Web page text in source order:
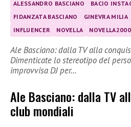
ALESSANDRO BASCIANO
BACIO
FIDANZATA BASCIANO
GINEVRA MILIA
INFLUENCER
NOVELLA NOVELLA2000
Ale Basciano: dalla TV alla
Dimenticate lo stereotipo del
improvvisa DJ per…
Ale Basciano: dalla TV
club mondiali